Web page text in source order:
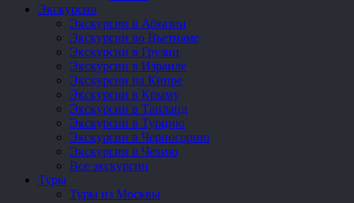
Экскурсии
Экскурсии в Абхазии
Экскурсии во Вьетнаме
Экскурсии в Грузии
Экскурсии в Израиле
Экскурсии на Кипре
Экскурсии в Крыму
Экскурсии в Таиланд
Экскурсии в Турцию
Экскурсии в Черногорию
Экскурсии в Чехию
Все экскурсии
Туры
Туры из Москвы